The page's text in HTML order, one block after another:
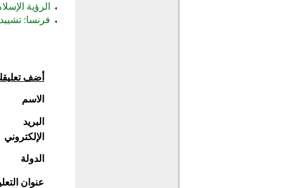
الرؤية
فرنسا:
أضف
الاسم
البريد
الإلكتروني
الدولة
عنوان